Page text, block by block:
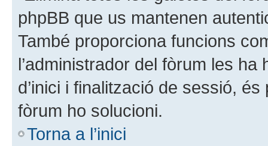
phpBB que us mantenen
També proporciona funcions
l’administrador del fòrum les
d’inici i finalització de sessió,
fòrum ho solucioni.
Torna a l’inici